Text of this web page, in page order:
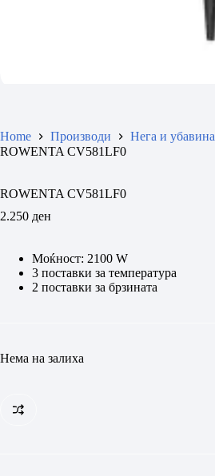
Home Производи Нега и убавина
ROWENTA CV581LF0
ROWENTA CV581LF0
2.250 ден
Моќност: 2100 W
3 поставки за температура
2 поставки за брзината
Нема на залиха